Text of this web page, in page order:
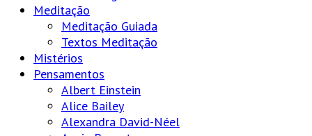
Meditação
Meditação Guiada
Textos Meditação
Mistérios
Pensamentos
Albert Einstein
Alice Bailey
Alexandra David-Néel